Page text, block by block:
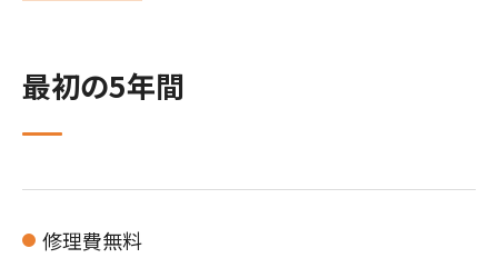
最初の5年間
修理費無料